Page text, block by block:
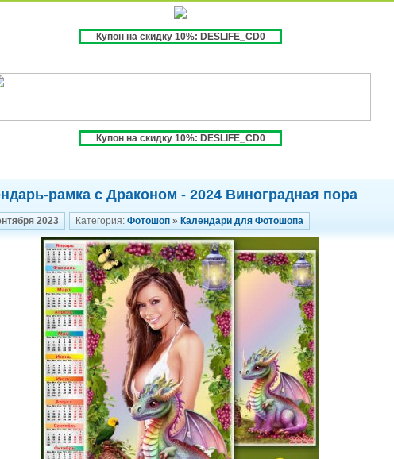
Купон на скидку 10%: DESLIFE_CD0
Купон на скидку 10%: DESLIFE_CD0
рамка с Драконом - 2024 Виноградная пора
2023 Категория: Фотошоп » Календари для Фотошопа